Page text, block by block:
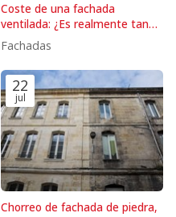
Coste de una fachada
ventilada: ¿Es realmente tan
cara?
Fachadas
22
jul
Chorreo de fachada de piedra,